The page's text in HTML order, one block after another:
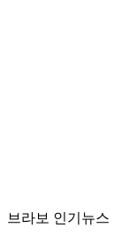
브라보 인기뉴스